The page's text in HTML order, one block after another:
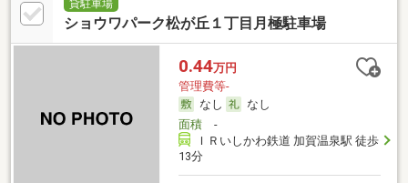
貸駐車場
ショウワパーク松が丘１丁目月極駐車場
0.44万円
管理費等-
なし
なし
面積-
ＩＲいしかわ鉄道 加賀温泉駅 徒歩
13分